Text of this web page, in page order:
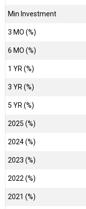
Min Investment
3 MO (%)
6 MO (%)
1 YR (%)
3 YR (%)
5 YR (%)
2025 (%)
2024 (%)
2023 (%)
2022 (%)
2021 (%)